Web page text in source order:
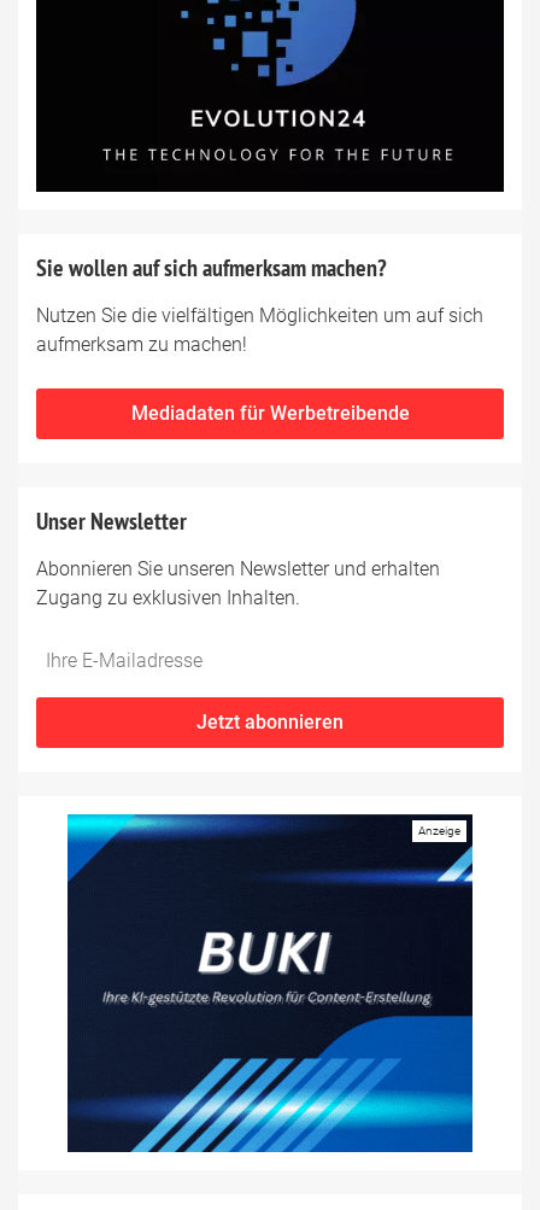
Sie wollen auf sich aufmerksam machen?
Nutzen Sie die vielfältigen Möglichkeiten um auf sich
aufmerksam zu machen!
Mediadaten für Werbetreibende
Unser Newsletter
Abonnieren Sie unseren Newsletter und erhalten
Zugang zu exklusiven Inhalten.
Do
fill
*Ihre
Mailadresse:
Jetzt abonnieren